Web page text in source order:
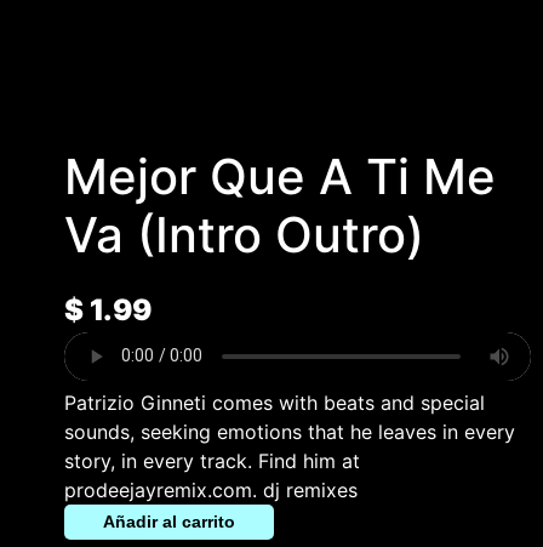
Mejor Que A Ti Me
Va (Intro Outro)
$1.99
Patrizio Ginneti comes with beats and special
sounds, seeking emotions that he leaves in every
story, in every track. Find him at
prodeejayremix.com. dj remixes
Añadir al carrito